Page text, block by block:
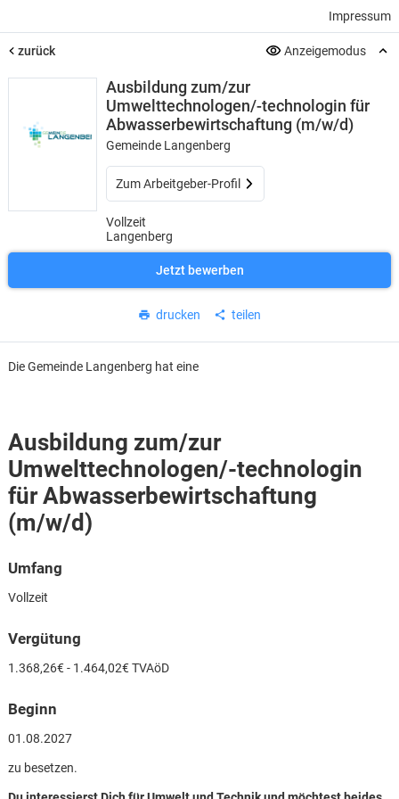
Impressum
zurück Anzeigemodus
Ausbildung zum/zur
Umwelttechnologen/-technologin für
Abwasserbewirtschaftung (m/w/d)
Gemeinde Langenberg
Zum Arbeitgeber-Profil
Vollzeit
Langenberg
Jetzt bewerben
drucken teilen
Die Gemeinde Langenberg hat eine
Ausbildung zum/zur
Umwelttechnologen/-technologin
für Abwasserbewirtschaftung
(m/w/d)
Umfang
Vollzeit
Vergütung
1.368,26€ - 1.464,02€ TVAöD
Beginn
01.08.2027
zu besetzen.